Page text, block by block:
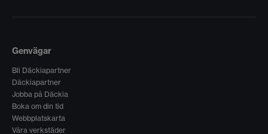
Genvägar
Bli Däckiapartner
Däckiapartner
Jobba på Däckia
Boka om din tid
Webbplatskarta
Våra verkstäder